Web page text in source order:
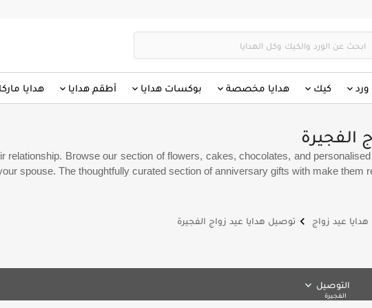
كيك هدايا مخصصة بوكسات هدايا أطقم هدايا هدايا
الفجيرة
Browse our section of flowers, cakes, chocolates, and
spouse. The thoughtfully curated section of anniversary gifts with make them
هدايا عيد زواج keyboard_arrow_left توصيل هدايا عيد زواج الفجيرة
التوصيل
الفجيرة